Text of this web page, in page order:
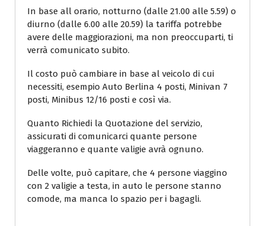
In base all orario, notturno (dalle 21.00 alle 5.59) o
diurno (dalle 6.00 alle 20.59) la tariffa potrebbe
avere delle maggiorazioni, ma non preoccuparti, ti
verrà comunicato subito.
Il costo può cambiare in base al veicolo di cui
necessiti, esempio Auto Berlina 4 posti, Minivan 7
posti, Minibus 12/16 posti e così via.
Quanto Richiedi la Quotazione del servizio,
assicurati di comunicarci quante persone
viaggeranno e quante valigie avrà ognuno.
Delle volte, può capitare, che 4 persone viaggino
con 2 valigie a testa, in auto le persone stanno
comode, ma manca lo spazio per i bagagli.